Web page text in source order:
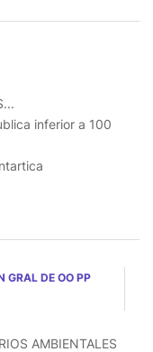
inferior a 100
GRAL DE OO PP
AMBIENTALES